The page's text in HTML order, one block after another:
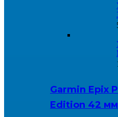
Garmin Epix
Edition 42 мм